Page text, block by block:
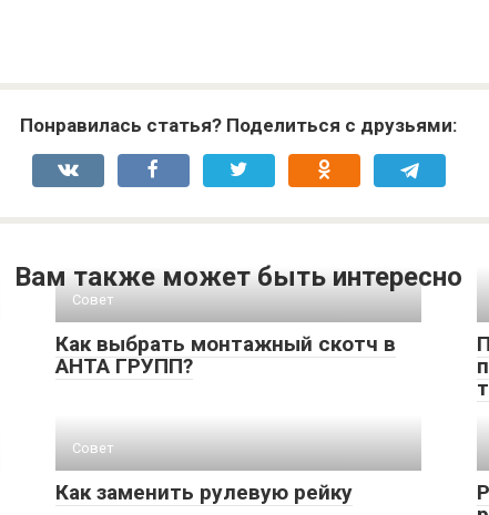
Понравилась статья? Поделиться с друзьями:
Вам также может быть интересно
Совет
Как выбрать монтажный скотч в
АНТА ГРУПП?
Совет
Как заменить рулевую рейку